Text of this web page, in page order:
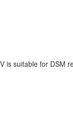
is suitable for DSM